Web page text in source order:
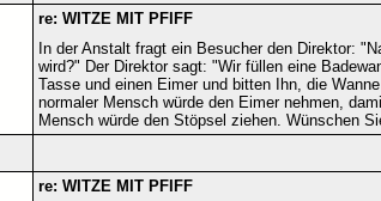
re: WITZE MIT PFIFF
In der Anstalt fragt ein Besucher den Direktor:
wird?" Der Direktor sagt: "Wir füllen eine
Tasse und einen Eimer und bitten Ihn, die
normaler Mensch würde den Eimer nehmen,
Mensch würde den Stöpsel ziehen. Wünschen
re: WITZE MIT PFIFF